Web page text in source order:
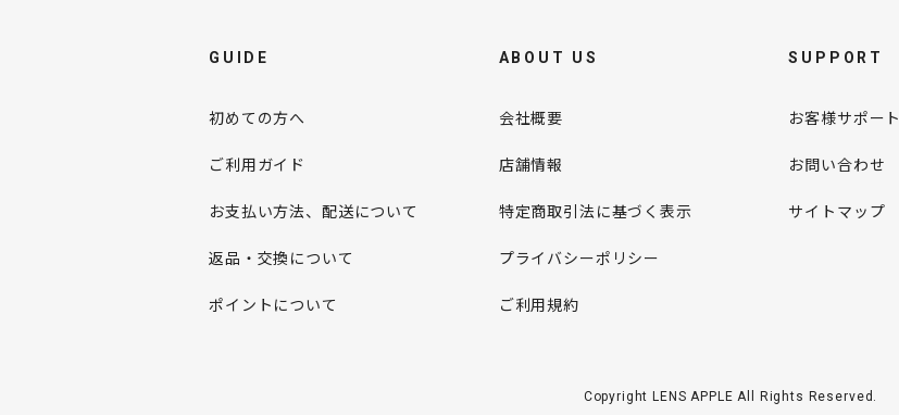
GUIDE
初めての方へ
ご利用ガイド
お支払い方法、配送について
返品・交換について
ポイントについて
ABOUT US
会社概要
店舗情報
特定商取引法に基づく表示
プライバシーポリシー
ご利用規約
SUPPORT
お客様サポート
お問い合わせ
サイトマップ
Copyright LENS APPLE All Rights Reserved.